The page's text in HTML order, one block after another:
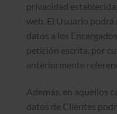
privacidad
web. El Usuario podrá
datos a los
petición escrita, por
anteriormente
Además, en aquellos
datos de Clientes